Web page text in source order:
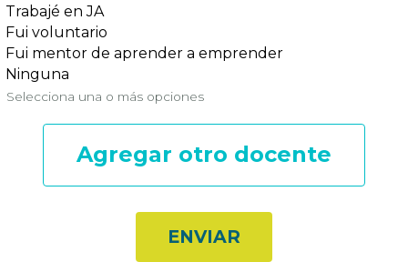
Trabajé en JA
Fui voluntario
Fui mentor de aprender a emprender
Ninguna
Selecciona una o más opciones
Agregar otro docente